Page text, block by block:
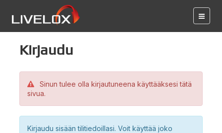
Kirjaudu
Sinun tulee olla kirjautuneena käyttääksesi tätä
sivua.
Kirjaudu sisään tilitiedoillasi. Voit käyttää joko